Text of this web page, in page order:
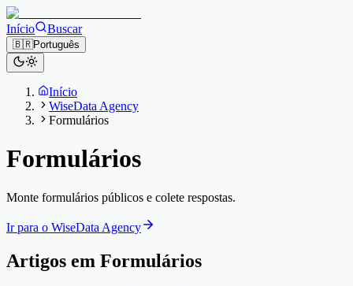
Início Buscar
🇧🇷Português
Início
WiseData Agency
Formulários
Formulários
Monte formulários públicos e colete respostas.
Ir para o WiseData Agency
Artigos em Formulários